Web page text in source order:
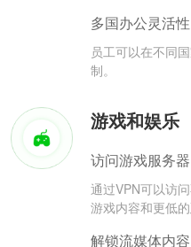
多国办公灵活性
员工可以在不同
制。
游戏和娱乐
访问游戏服务器
通过VPN可以访
游戏内容和更低的
解锁流媒体内容